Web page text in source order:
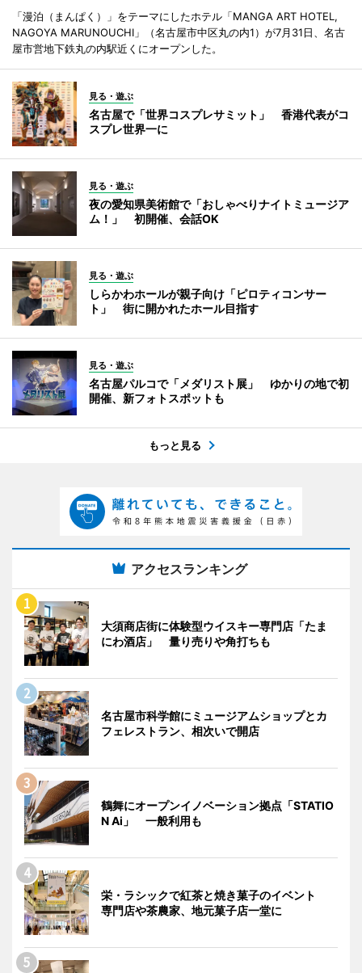
「漫泊（まんぱく）」をテーマにしたホテル「MANGA ART HOTEL,
NAGOYA MARUNOUCHI」（名古屋市中区丸の内1）が7月31日、名古
屋市営地下鉄丸の内駅近くにオープンした。
見る・遊ぶ
名古屋で「世界コスプレサミット」 香港代表がコ
スプレ世界一に
見る・遊ぶ
夜の愛知県美術館で「おしゃべりナイトミュージア
ム！」 初開催、会話OK
見る・遊ぶ
しらかわホールが親子向け「ピロティコンサー
ト」 街に開かれたホール目指す
見る・遊ぶ
名古屋パルコで「メダリスト展」 ゆかりの地で初
開催、新フォトスポットも
もっと見る
アクセスランキング
大須商店街に体験型ウイスキー専門店「たま
にわ酒店」 量り売りや角打ちも
名古屋市科学館にミュージアムショップとカ
フェレストラン、相次いで開店
鶴舞にオープンイノベーション拠点「STATIO
N Ai」 一般利用も
栄・ラシックで紅茶と焼き菓子のイベント
専門店や茶農家、地元菓子店一堂に